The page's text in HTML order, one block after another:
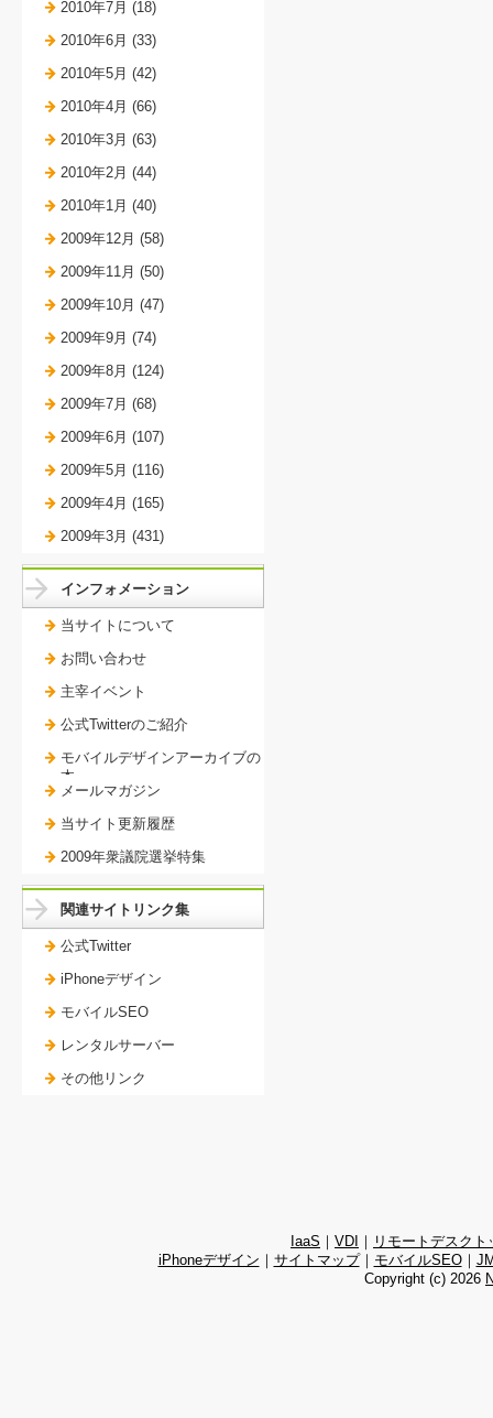
2010年7月 (18)
2010年6月 (33)
2010年5月 (42)
2010年4月 (66)
2010年3月 (63)
2010年2月 (44)
2010年1月 (40)
2009年12月 (58)
2009年11月 (50)
2009年10月 (47)
2009年9月 (74)
2009年8月 (124)
2009年7月 (68)
2009年6月 (107)
2009年5月 (116)
2009年4月 (165)
2009年3月 (431)
インフォメーション
当サイトについて
お問い合わせ
主宰イベント
公式Twitterのご紹介
モバイルデザインアーカイブの
本。
メールマガジン
当サイト更新履歴
2009年衆議院選挙特集
関連サイトリンク集
公式Twitter
iPhoneデザイン
モバイルSEO
レンタルサーバー
その他リンク
IaaS ｜ VDI ｜ リモートデスクト
iPhoneデザイン ｜ サイトマップ｜ モバイルSEO｜
Copyright (c) 2026